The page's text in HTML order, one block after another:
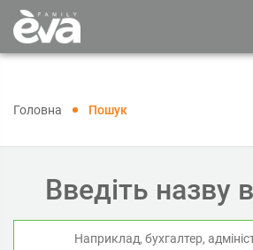
Головна Пошук
Введіть назву